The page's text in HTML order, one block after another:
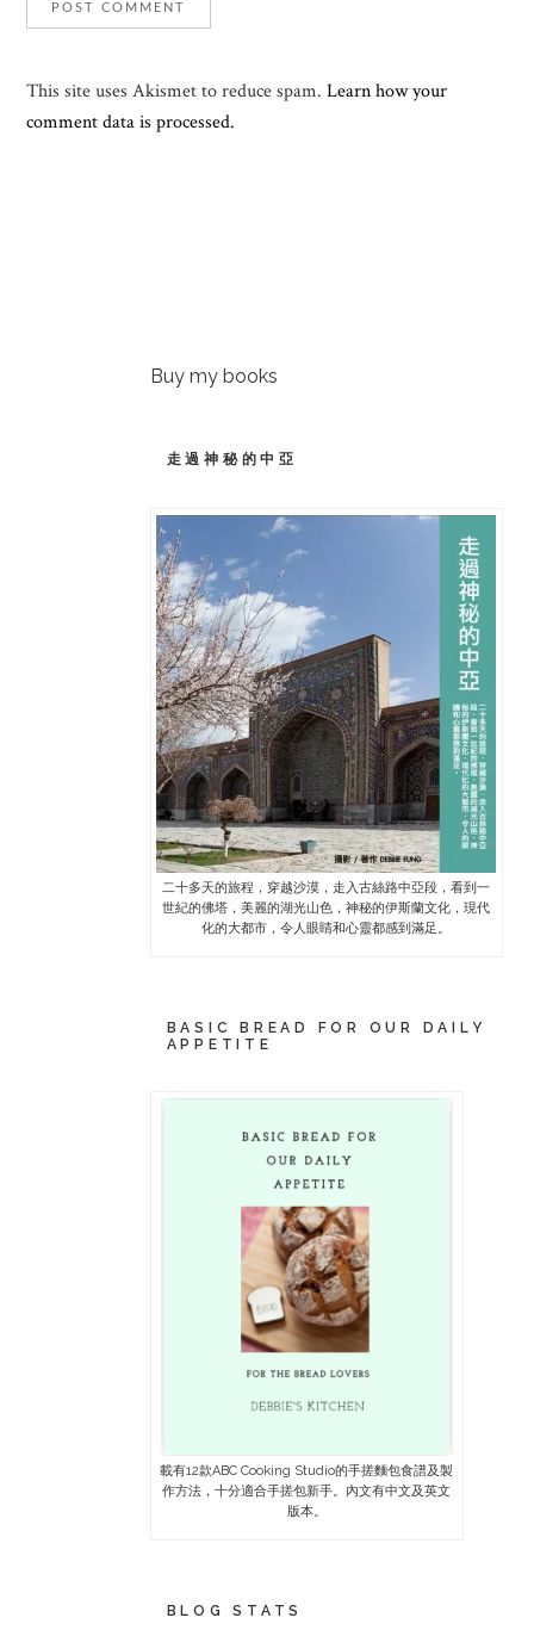
This site uses Akismet to reduce spam.Learn how your
comment data is processed.
Buy my books
走過神秘的中亞
二十多天的旅程，穿越沙漠，走入古絲路中亞段，看到一
世紀的佛塔，美麗的湖光山色，神秘的伊斯蘭文化，現代
化的大都市，令人眼睛和心靈都感到滿足。
BASIC BREAD FOR OUR DAILY
APPETITE
載有12款ABC Cooking Studio的手搓麵包食譜及製
作方法，十分適合手搓包新手。內文有中文及英文
版本。
BLOG STATS